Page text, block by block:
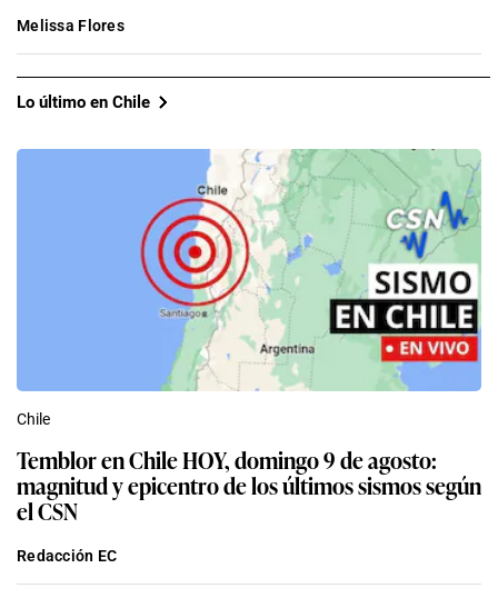
Melissa Flores
Lo último en Chile
Chile
Temblor en Chile HOY, domingo 9 de agosto:
magnitud y epicentro de los últimos sismos según
el CSN
Redacción EC